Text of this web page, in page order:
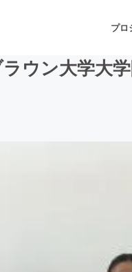
プロ
ウン大学大